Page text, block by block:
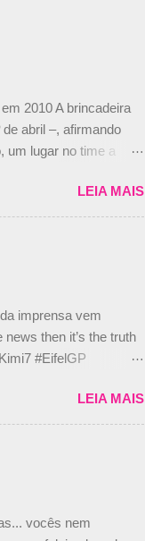
2010 A brincadeira
abril –, afirmando
um lugar no time a
Senna em 2010. "Na
assinado com Bruno
contra o filho do
LEIA MAIS
imprensa vem
then it’s the truth
#EifelGP
🙌 Over to you,
Beijinhos, Ludy
LEIA MAIS
vocês nem